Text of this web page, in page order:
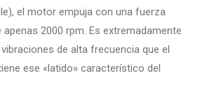
el motor empuja con una fuerza
2000 rpm. Es extremadamente
de alta frecuencia que el
ese «latido» característico del